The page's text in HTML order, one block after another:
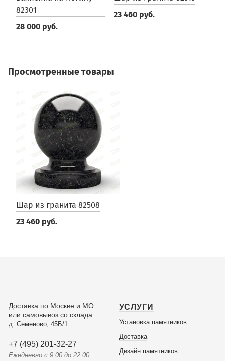
82301
28 000 руб.
23 460 руб.
Просмотренные товары
Шар из гранита 82508
23 460 руб.
Доставка по Москве и МО
или самовывоз со склада:
д. Семеново, 45Б/1
+7 (495) 201-32-27
Ежедневно с 9:00 до 22:00
УСЛУГИ
Установка памятников
Доставка
Дизайн памятников